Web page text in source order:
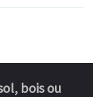
bois ou